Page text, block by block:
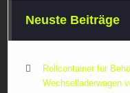
Neuste Beiträge
Rollcontainer für
Wechselladerwagen